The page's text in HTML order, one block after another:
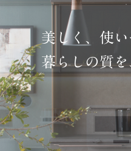
美しく、使い
暮らしの質